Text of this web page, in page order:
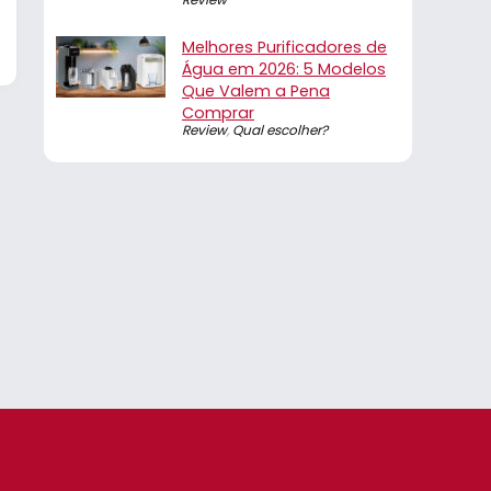
Melhores Purificadores de
Água em 2026: 5 Modelos
Que Valem a Pena
Comprar
Review, Qual escolher?